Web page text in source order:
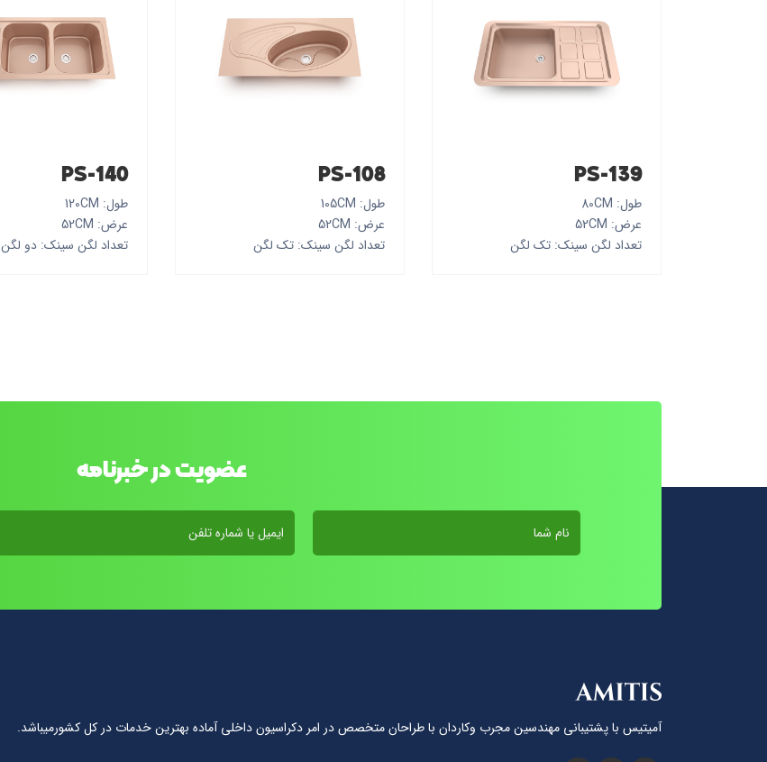
PS-139
طول: 80CM
عرض: 52CM
تعداد لگن سینک: تک لگن
PS-108
طول: 105CM
عرض: 52CM
تعداد لگن سینک: تک لگن
PS-140
طول: 120CM
عرض: 52CM
تعداد لگن سینک: دو لگن
عضویت در خبرنامه
آمیتیس با پشتيبانى مهندسين مجرب وكاردان با طراحان متخصص در امر دكراسيون داخلى آماده بهترين خدمات در كل كشورمیباشد.